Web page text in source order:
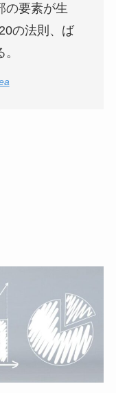
の要素が生
の法則、ば